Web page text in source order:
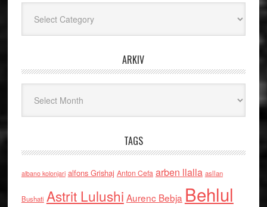
ARKIV
TAGS
albano kolonjari alfons Grishaj Anton Cefa arben llalla asllan
Bushati Astrit Lulushi Aurenc Bebja Behlul